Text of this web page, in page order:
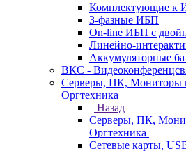
Комплектующие к
3-фазные ИБП
On-line ИБП с
Линейно-
Аккумуляторные
ВКС -
Серверы, ПК, Мониторы
Оргтехника
Назад
Серверы, ПК,
Оргтехника
Сетевые карты,